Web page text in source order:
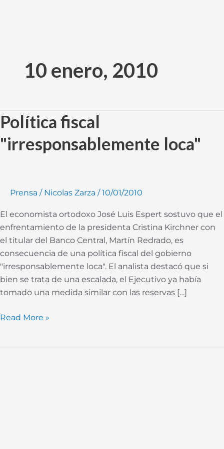
contenido10 enero, 2010
Política fiscal
"irresponsablemente loca"
Prensa / Nicolas Zarza /10/01/2010
El economista ortodoxo José Luis Espert sostuvo que el
enfrentamiento de la presidenta Cristina Kirchner con
el titular del Banco Central, Martín Redrado, es
consecuencia de una política fiscal del gobierno
"irresponsablemente loca". El analista destacó que si
bien se trata de una escalada, el Ejecutivo ya había
tomado una medida similar con las reservas […]
Política
fiscal
"irresponsablemente
Read More »